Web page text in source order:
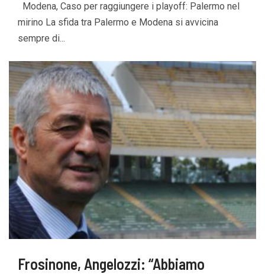
Modena, Caso per raggiungere i playoff: Palermo nel
mirino La sfida tra Palermo e Modena si avvicina
sempre di...
Frosinone, Angelozzi: “Abbiamo